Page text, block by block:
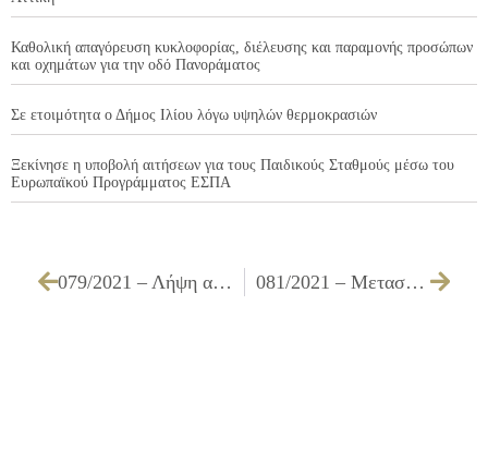
Καθολική απαγόρευση κυκλοφορίας, διέλευσης και παραμονής προσώπων
και οχημάτων για την οδό Πανοράματος
Σε ετοιμότητα ο Δήμος Ιλίου λόγω υψηλών θερμοκρασιών
Ξεκίνησε η υποβολή αιτήσεων για τους Παιδικούς Σταθμούς μέσω του
Ευρωπαϊκού Προγράμματος ΕΣΠΑ
079/2021 – Λήψη απόφασης για την έγκριση του 2ου Τελικού Τακτοποιητικού Ανακεφαλαιωτικού Πίνακα του έργου ΕΡΓΑΣΙΕΣ ΑΝΑΚΑΤΑΣΚΕΥΗΣ ΔΑΠΕΔΟΥ ΣΤΟ ΓΗΠΕΔΟ ΕΠΙ ΤΗΣ ΟΔΟΥ ΙΓΝΑΤΙΟΥ ΕΡΓ. Ζ1/15 081/2021 – Μετασκευή υφιστάμενου κτηρίου σε παιδικό σταθμό στο πάρκο Φοινίκων του Δήμου Ιλίου – χορήγηση 3ης παράτασης (2ης κανονικής παράτασης) παράτασης εργασιών